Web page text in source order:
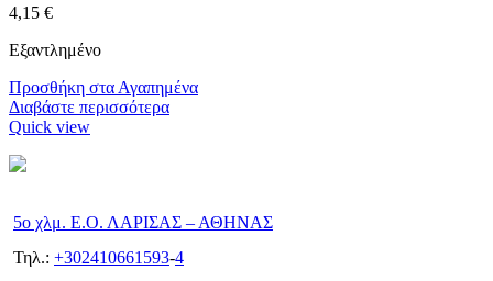
4,15 €
Εξαντλημένο
Προσθήκη στα Αγαπημένα
Διαβάστε περισσότερα
Quick view
5ο χλμ. Ε.Ο. ΛΑΡΙΣΑΣ – ΑΘΗΝΑΣ
Τηλ.: +302410661593-4